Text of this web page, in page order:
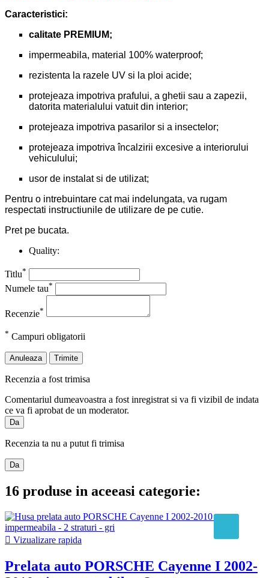
Caracteristici:
calitate PREMIUM;
impermeabila, material 100% waterproof;
rezistenta la razele UV si la ploi acide;
protejeaza impotriva prafului, a ghetii sau a zapezii,
datorita materialului vatuit din interior;
protejeaza impotriva pasarilor si a insectelor;
protejeaza impotriva încalzirii excesive a interiorului
vehiculului;
usor de instalat si de utilizat;
Pentru o intrebuintare cat mai indelungata, va rugam
respectati instructiunile de utilizare de pe cutie.
Pret pe bucata.
Quality:
Titlu*
Numele tau*
Recenzie*
* Campuri obligatorii
Anuleaza Trimite
Recenzia a fost trimisa
Comentariul dumeavoastra a fost inregistrat si va fi vizibil de indata
ce va fi aprobat de un moderator.
Da
Recenzia ta nu a putut fi trimisa
Da
16 produse in aceeasi categorie:
 Vizualizare rapida
Prelata auto PORSCHE Cayenne I 2002-